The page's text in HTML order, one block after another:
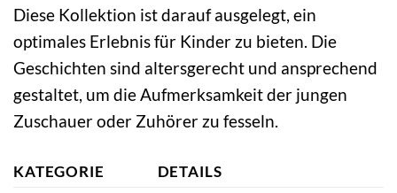
Diese Kollektion ist darauf ausgelegt, ein
optimales Erlebnis für Kinder zu bieten. Die
Geschichten sind altersgerecht und ansprechend
gestaltet, um die Aufmerksamkeit der jungen
Zuschauer oder Zuhörer zu fesseln.
KATEGORIE DETAILS